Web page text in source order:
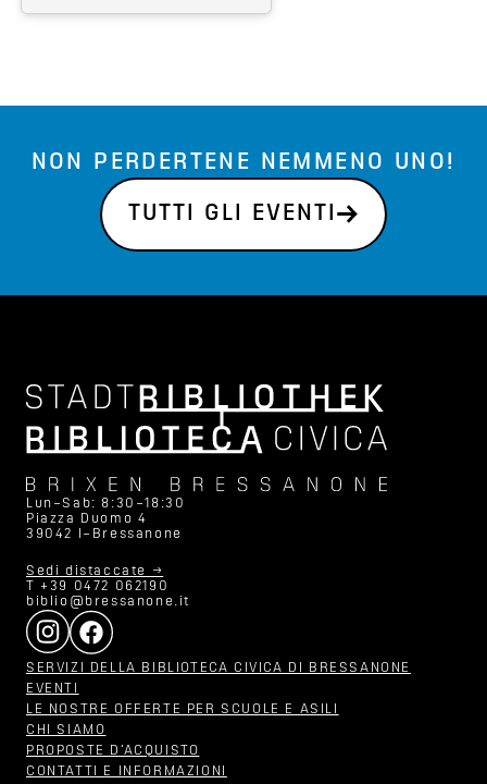
NON PERDERTENE NEMMENO UNO!
TUTTI GLI EVENTI
Lun–Sab: 8:30–18:30
Piazza Duomo 4
39042 I–Bressanone
Sedi distaccate →
T +39 0472 062190
biblio@bressanone.it
SERVIZI DELLA BIBLIOTECA CIVICA DI BRESSANONE
EVENTI
LE NOSTRE OFFERTE PER SCUOLE E ASILI
CHI SIAMO
PROPOSTE D‘ACQUISTO
CONTATTI E INFORMAZIONI